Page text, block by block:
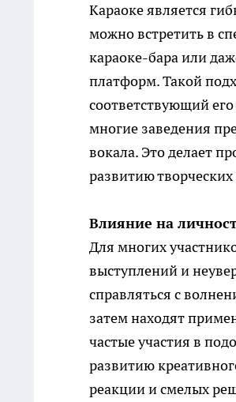
Караоке является
можно встретить в
караоке-бара или
платформ. Такой
соответствующий
многие заведения
вокала. Это делает
развитию
Влияние на
Для многих
выступлений и
справляться с
затем находят
частые участия в
развитию
реакции и смелых